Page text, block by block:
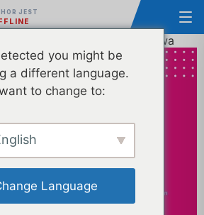
JEST
kurs cyberbezpieczeństwa
you might be
a different language.
to change to:
Language